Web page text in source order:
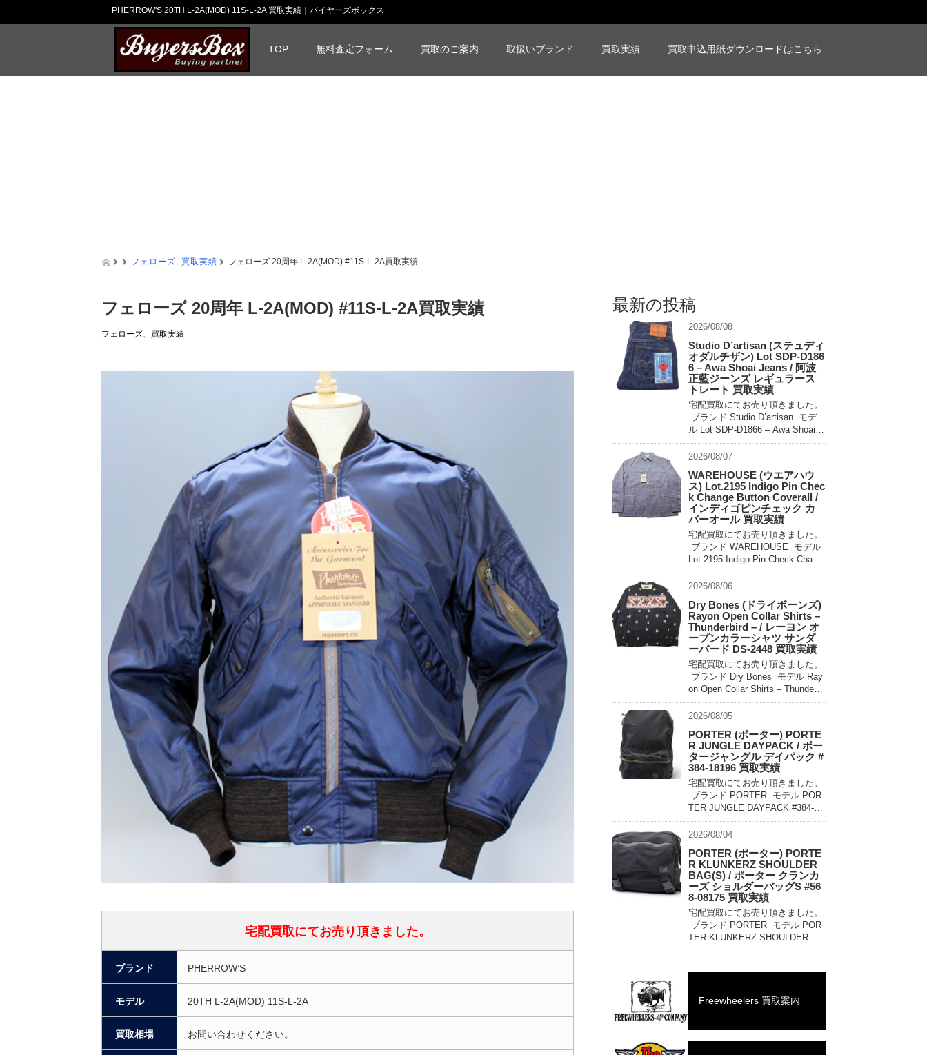
PHERROW'S 20TH L-2A(MOD) 11S-L-2A 買取実績｜バイヤーズボックス
TOP 無料査定フォーム 買取のご案内 取扱いブランド 買取実績 買取申込用紙ダウンロードはこちら
フェローズ, 買取実績 フェローズ 20周年 L-2A(MOD) #11S-L-2A買取実績
フェローズ 20周年 L-2A(MOD) #11S-L-2A買取実績
フェローズ、 買取実績
宅配買取にてお売り頂きました。
ブランド PHERROW’S
モデル 20TH L-2A(MOD) 11S-L-2A
買取相場 お問い合わせください。
最新の投稿
2026/08/08
Studio D’artisan (ステュディ
オダルチザン) Lot SDP-D186
6 – Awa Shoai Jeans / 阿波
正藍ジーンズ レギュラース
トレート 買取実績
宅配買取にてお売り頂きました。
ブランド Studio D’artisan モデ
ル Lot SDP-D1866 – Awa Shoai J
eans 買取相場 お問い合わせくだ
さい。 状態 美 […]
2026/08/07
WAREHOUSE (ウエアハウ
ス) Lot.2195 Indigo Pin Chec
k Change Button Coverall /
インディゴピンチェック カ
バーオール 買取実績
宅配買取にてお売り頂きました。
ブランド WAREHOUSE モデル
Lot.2195 Indigo Pin Check Chang
e Button Coverall 買取相場 お問
い合わせください。 状態 未使用
2026/08/06
Dry Bones (ドライボーンズ)
Rayon Open Collar Shirts –
Thunderbird – / レーヨン オ
ープンカラーシャツ サンダ
ーバード DS-2448 買取実績
宅配買取にてお売り頂きました。
ブランド Dry Bones モデル Ray
on Open Collar Shirts – Thunderbi
rd – DS-2448 買取相場 お問い合
わせ […]
2026/08/05
PORTER (ポーター) PORTE
R JUNGLE DAYPACK / ポー
タージャングル デイパック #
384-18196 買取実績
宅配買取にてお売り頂きました。
ブランド PORTER モデル POR
TER JUNGLE DAYPACK #384-18
196 買取相場 お問い合わせくだ
さい。 状態 美中古品 軽量でコン
2026/08/04
PORTER (ポーター) PORTE
R KLUNKERZ SHOULDER
BAG(S) / ポーター クランカ
ーズ ショルダーバッグS #56
8-08175 買取実績
宅配買取にてお売り頂きました。
ブランド PORTER モデル POR
TER KLUNKERZ SHOULDER BA
品 メッセンジャー […]
Freewheelers 買取案内